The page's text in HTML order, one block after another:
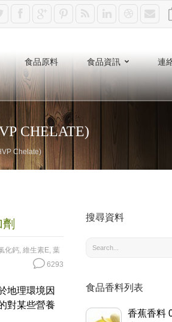
食品原料 食品資訊 連
CHELATE)
Chelate)
化鈣, 維生素E, 葉
6293
地理環境因
對某些營養
搜尋資料
食品香料列表
香蕉香料